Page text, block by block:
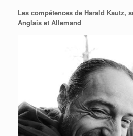
Les compétences de Harald Kautz,
Anglais et Allemand